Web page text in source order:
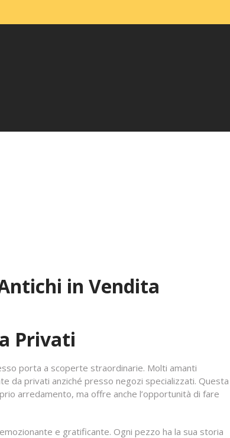
in Vendita
Privati
porta a scoperte straordinarie. Molti amanti
da privati anziché presso negozi specializzati. Questa
arredamento, ma offre anche l’opportunità di fare
e gratificante. Ogni pezzo ha la sua storia